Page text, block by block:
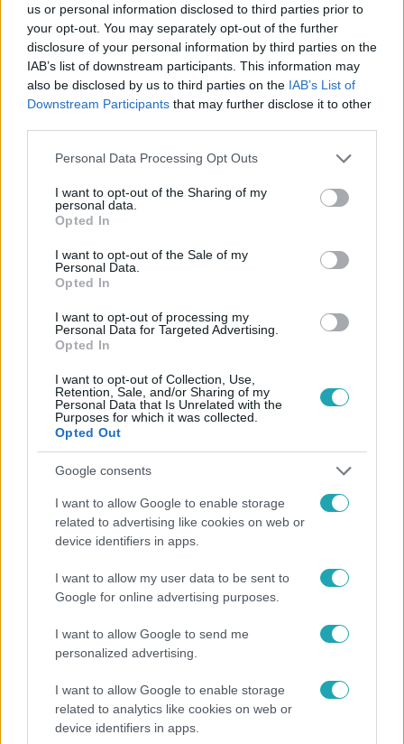
us or personal information disclosed to third parties prior to
your opt-out. You may separately opt-out of the further
disclosure of your personal information by third parties on the
IAB’s list of downstream participants. This information may
also be disclosed by us to third parties on the IAB’s List of
Downstream Participants that may further disclose it to other
Please note that this website/app uses one or more Google
not limited to your visit or usage behaviour. You may click to
grant or deny consent to Google and its third-party tags to
use your data for below specified purposes in below Google
consent section.
Personal Data Processing Opt Outs
I want to opt-out of the Sharing of my
personal data.
Opted In
I want to opt-out of the Sale of my
Personal Data.
Opted In
I want to opt-out of processing my
Personal Data for Targeted Advertising.
Opted In
I want to opt-out of Collection, Use,
Retention, Sale, and/or Sharing of my
Personal Data that Is Unrelated with the
Purposes for which it was collected.
Opted Out
Google consents
I want to allow Google to enable storage
related to advertising like cookies on web or
device identifiers in apps.
I want to allow my user data to be sent to
Google for online advertising purposes.
I want to allow Google to send me
personalized advertising.
I want to allow Google to enable storage
related to analytics like cookies on web or
device identifiers in apps.
Kövess minket, és értesülj a friss hírekről a
Facebookon is!
Követem
FÓKUSZ #ADÁSRÉSZLETEK #OSZTER SÁNDOR
TARTOZÁS
Népszerű
Mindössze 214-en élnek a borsodi zsákfaluban,